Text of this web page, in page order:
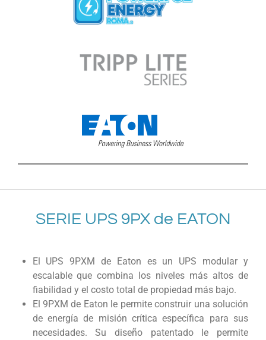
SERIE UPS 9PX de EATON
El UPS 9PXM de Eaton es un UPS modular y
escalable que combina los niveles más altos de
fiabilidad y el costo total de propiedad más bajo.
El 9PXM de Eaton le permite construir una solución
de energía de misión crítica específica para sus
necesidades. Su diseño patentado le permite